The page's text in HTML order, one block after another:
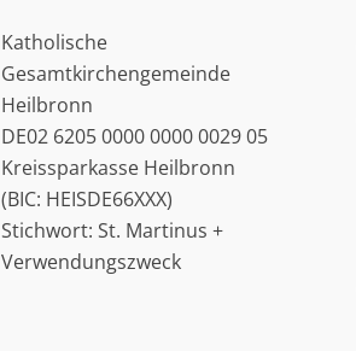
Katholische
Gesamtkirchengemeinde
Heilbronn
DE02 6205 0000 0000 0029 05
Kreissparkasse Heilbronn
(BIC: HEISDE66XXX)
Stichwort: St. Martinus +
Verwendungszweck